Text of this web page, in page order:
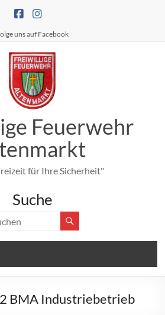
uns auf Facebook
Feuerwehr
für Ihre Sicherheit"
Suche
BMA Industriebetrieb